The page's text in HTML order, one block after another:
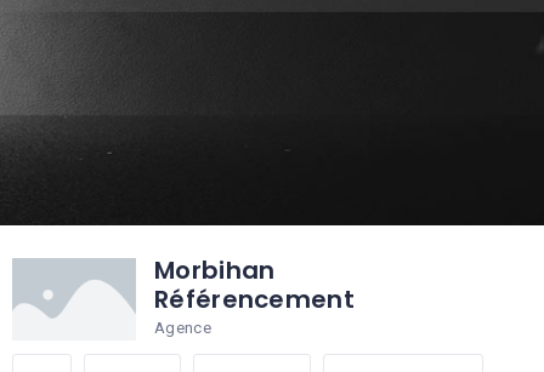
Morbihan
Référencement
Agence